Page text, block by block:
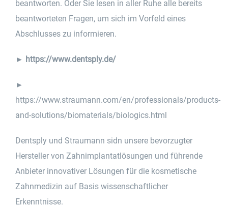
beantworten. Oder Sie lesen in aller Ruhe alle bereits
beantworteten Fragen, um sich im Vorfeld eines
Abschlusses zu informieren.
► https://www.dentsply.de/
►
https://www.straumann.com/en/professionals/products-
and-solutions/biomaterials/biologics.html
Dentsply und Straumann sidn unsere bevorzugter
Hersteller von Zahnimplantatlösungen und führende
Anbieter innovativer Lösungen für die kosmetische
Zahnmedizin auf Basis wissenschaftlicher
Erkenntnisse.